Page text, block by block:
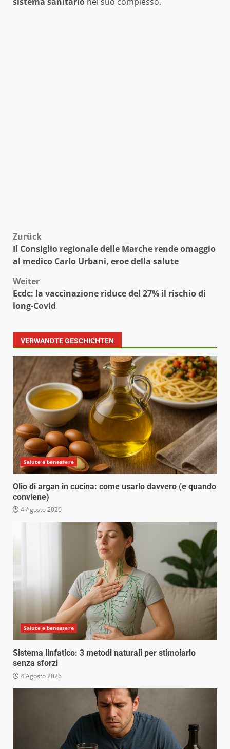
Beitragsnavigation
Zurück
Il Consiglio regionale delle Marche rende omaggio
al medico Carlo Urbani, eroe della salute
Weiter
Ecdc: la vaccinazione riduce del 27% il rischio di
long-Covid
VERWANDTE GESCHICHTEN
Salute e benessere
Olio di argan in cucina: come usarlo davvero (e quando
conviene)
4 Agosto 2026
Salute e benessere
Sistema linfatico: 3 metodi naturali per stimolarlo
senza sforzi
4 Agosto 2026